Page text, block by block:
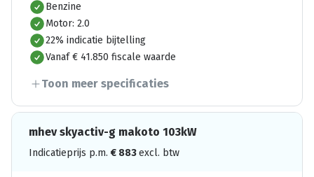
Benzine
Motor: 2.0
22% indicatie bijtelling
Vanaf € 41.850 fiscale waarde
Toon meer specificaties
mhev skyactiv-g makoto 103kW
Indicatieprijs p.m. € 883excl. btw